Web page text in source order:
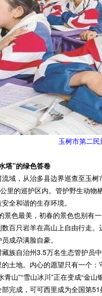
玉树市第二
”的绿色答卷
，从治多县边界巡查至玉树
里的巡护区内。管护野生动物
全和谐的生存环境。
色最美，初春的景色也别有一
百只岩羊在高山上自由行走。
成尕满脸自豪。
自治州3.5万名生态管护员中
土地。内心的愿望只有一个：
山”“雪山冰川”正在变成“金山
完成，可可西里成为全国第